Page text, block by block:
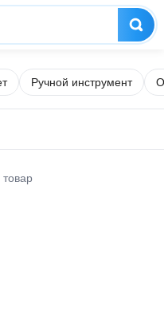
Ручной инструмент
товар